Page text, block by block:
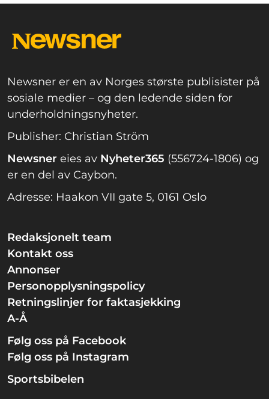
Newsner er en av Norges største publisister på
sosiale medier – og den ledende siden for
underholdningsnyheter.
Publisher: Christian Ström
Newsner eies av Nyheter365 (556724-1806) og
er en del av Caybon.
Adresse: Haakon VII gate 5, 0161 Oslo
Redaksjonelt team
Kontakt oss
Annonser
Personopplysningspolicy
Retningslinjer for faktasjekking
A-Å
Følg oss på Facebook
Følg oss på Instagram
Sportsbibelen